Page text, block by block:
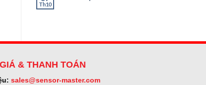
Th10
epsilon
& THANH TOÁN
sales@sensor-master.com